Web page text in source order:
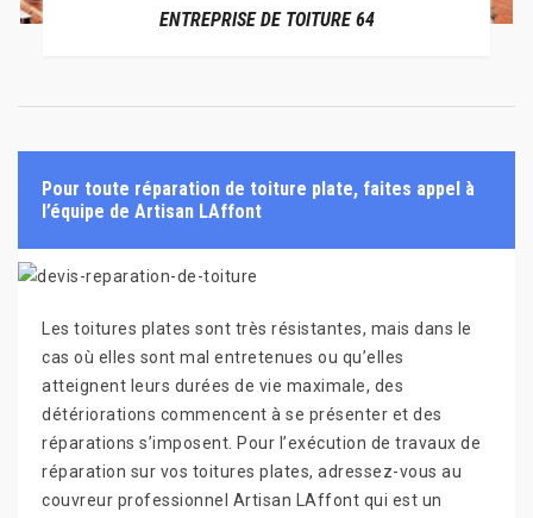
ENTREPRISE DE TOITURE 64
Pour toute réparation de toiture plate, faites appel à
l’équipe de Artisan LAffont
Les toitures plates sont très résistantes, mais dans le
cas où elles sont mal entretenues ou qu’elles
atteignent leurs durées de vie maximale, des
détériorations commencent à se présenter et des
réparations s’imposent. Pour l’exécution de travaux de
réparation sur vos toitures plates, adressez-vous au
couvreur professionnel Artisan LAffont qui est un